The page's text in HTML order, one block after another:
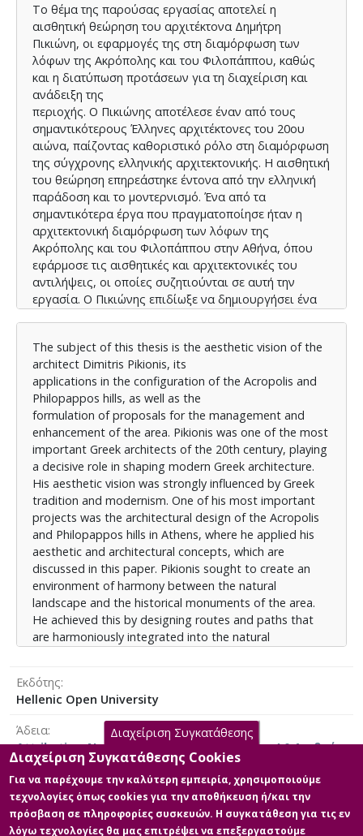
Το θέμα της παρούσας εργασίας αποτελεί η
αισθητική θεώρηση του αρχιτέκτονα Δημήτρη
Πικιώνη, οι εφαρμογές της στη διαμόρφωση των
λόφων της Ακρόπολης και του Φιλοπάππου, καθώς
και η διατύπωση προτάσεων για τη διαχείριση και
ανάδειξη της
περιοχής. Ο Πικιώνης αποτέλεσε έναν από τους
σημαντικότερους Έλληνες αρχιτέκτονες του 20ου
αιώνα, παίζοντας καθοριστικό ρόλο στη διαμόρφωση
της σύγχρονης ελληνικής αρχιτεκτονικής. Η αισθητική
του θεώρηση επηρεάστηκε έντονα από την ελληνική
παράδοση και το μοντερνισμό. Ένα από τα
σημαντικότερα έργα που πραγματοποίησε ήταν η
αρχιτεκτονική διαμόρφωση των λόφων της
Ακρόπολης και του Φιλοπάππου στην Αθήνα, όπου
εφάρμοσε τις αισθητικές και αρχιτεκτονικές του
αντιλήψεις, οι οποίες συζητιούνται σε αυτή την
εργασία. Ο Πικιώνης επιδίωξε να δημιουργήσει ένα
κατόρθωσε με το σχεδιασμό διαδρομών και
μονοπατιών που ενσωματώνονται αρμονικά στο
φυσικό τοπίο, με τη χρήση τοπικών υλικών και
αναδεικνύοντας, παράλληλα, την τοπική χλωρίδα.
Σήμερα, η διαχείριση και ανάδειξη του χώρου
καθίσταται απαραίτητη, καθώς αποτελεί μία από τις
σημαντικότερες πολιτιστικές περιοχές της Αθήνας,
φιλοξενώντας ορισμένα από τα εμβληματικότερα
μνημεία της χώρας. Στην παρούσα εργασία θα
διατυπωθούν προτάσεις για τη διαχείριση και
ανάδειξη της περιοχής, που θα συνδυάζουν τη
διατήρηση της πολιτιστικής κληρονομιάς, την
προστασία του φυσικού περιβάλλοντος και την
ενίσχυση της βιωσιμότητας.
The subject of this thesis is the aesthetic vision of the
architect Dimitris Pikionis, its
applications in the configuration of the Acropolis and
Philopappos hills, as well as the
formulation of proposals for the management and
enhancement of the area. Pikionis was one of the most
important Greek architects of the 20th century, playing
a decisive role in shaping modern Greek architecture.
His aesthetic vision was strongly influenced by Greek
tradition and modernism. One of his most important
projects was the architectural design of the Acropolis
and Philopappos hills in Athens, where he applied his
aesthetic and architectural concepts, which are
discussed in this paper. Pikionis sought to create an
environment of harmony between the natural
landscape and the historical monuments of the area.
He achieved this by designing routes and paths that
are harmoniously integrated into the natural
and enhancement of the area is essential, as it is one
of the most important cultural areas of Athens,
hosting some of the country's most emblematic
monuments. Within
this paper, proposals will be formulated for the
management and enhancement of the area, combining
the preservation of the cultural heritage, the
protection of the natural environment and the
enhancement of sustainability.
Εκδότης
Hellenic Open University
Άδεια
Attribution-NonCommercial-NoDerivatives 4.0 Διεθνές
Κύρια Αρχεία Διατριβής
Διαχείριση Συγκατάθεσης
Διαχείριση Συγκατάθεσης Cookies
Για να παρέχουμε την καλύτερη εμπειρία, χρησιμοποιούμε
τεχνολογίες όπως cookies για την αποθήκευση ή/και την
πρόσβαση σε πληροφορίες συσκευών. Η συγκατάθεση για τις εν
λόγω τεχνολογίες θα μας επιτρέψει να επεξεργαστούμε